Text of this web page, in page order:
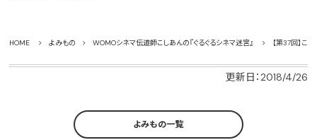
HOME よみもの WOMOシネマ伝道師こしあんの『ぐるぐるシネマ迷宮』 【第37回】こ
更新日：2018/4/26
よみもの一覧